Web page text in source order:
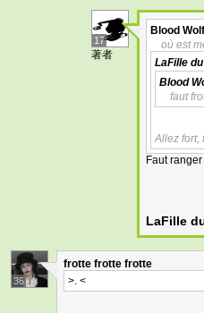
17
著者
Blood Wolf
où est
LaFille
Blood
faut
Allez fort,
Faut
LaFille
36
frotte frotte frotte
>. <